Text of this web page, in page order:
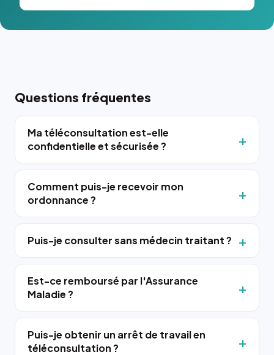
Questions fréquentes
Ma téléconsultation est-elle
confidentielle et sécurisée ?
Comment puis-je recevoir mon
ordonnance ?
Puis-je consulter sans médecin traitant ?
Est-ce remboursé par l'Assurance
Maladie ?
Puis-je obtenir un arrêt de travail en
téléconsultation ?